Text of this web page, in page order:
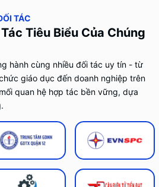
TÁC
Tiêu Biểu Của Chúng
hành cùng nhiều đối tác uy tín - từ
giáo dục đến doanh nghiệp trên
quan hệ hợp tác bền vững, dựa